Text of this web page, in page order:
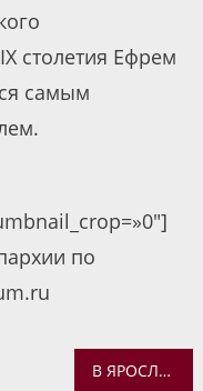
столетия Ефрем
самым
по
В ЯРОСЛАВЛЕ ПРОХОДИТ МЕЖДУНАРОДНЫЙ ФОРУМ «ЯРОСЛАВ МУДРЫЙ. ПРОБЛЕМЫ ИЗУЧЕНИЯ, СОХРАНЕНИЯ И ИНТЕРПРЕТАЦИИ ИСТОРИКО-КУЛЬТУРНОГО НАСЛЕДИЯ»